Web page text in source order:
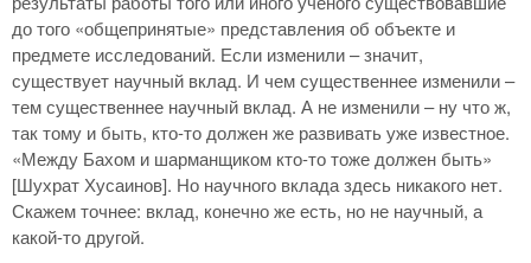
до того «общепринятые» представления об объекте и
предмете исследований. Если изменили – значит,
существует научный вклад. И чем существеннее изменили –
тем существеннее научный вклад. А не изменили – ну что ж,
так тому и быть, кто-то должен же развивать уже известное.
«Между Бахом и шарманщиком кто-то тоже должен быть»
[Шухрат Хусаинов]. Но научного вклада здесь никакого нет.
Скажем точнее: вклад, конечно же есть, но не научный, а
какой-то другой.